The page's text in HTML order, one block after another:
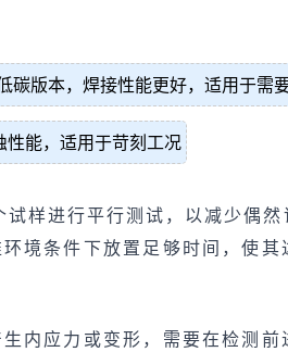
碳版本，焊接性能更好，适用于需
能，适用于苛刻工况
样进行平行测试，以减少偶
境条件下放置足够时间，使
内应力或变形，需要在检测